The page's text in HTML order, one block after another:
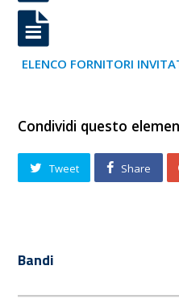
ELENCO FORNITORI
Condividi questo
Tweet Share
Bandi